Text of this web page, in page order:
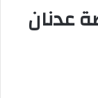
عدنان